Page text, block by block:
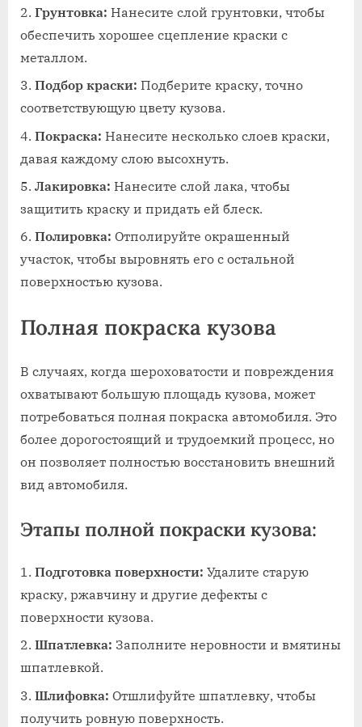
Грунтовка: Нанесите слой грунтовки‚ чтобы
обеспечить хорошее сцепление краски с
металлом.
Подбор краски: Подберите краску‚ точно
соответствующую цвету кузова.
Покраска: Нанесите несколько слоев краски‚
давая каждому слою высохнуть.
Лакировка: Нанесите слой лака‚ чтобы
защитить краску и придать ей блеск.
Полировка: Отполируйте окрашенный
участок‚ чтобы выровнять его с остальной
поверхностью кузова.
Полная покраска кузова
В случаях‚ когда шероховатости и повреждения
охватывают большую площадь кузова‚ может
потребоваться полная покраска автомобиля. Это
более дорогостоящий и трудоемкий процесс‚ но
он позволяет полностью восстановить внешний
вид автомобиля.
Этапы полной покраски кузова:
Подготовка поверхности: Удалите старую
краску‚ ржавчину и другие дефекты с
поверхности кузова.
Шпатлевка: Заполните неровности и вмятины
шпатлевкой.
Шлифовка: Отшлифуйте шпатлевку‚ чтобы
получить ровную поверхность.